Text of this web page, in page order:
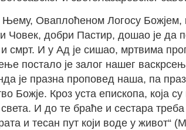
Оваплоћеном Логосу Божјем,
Човек, добри Пастир, дошао је да
смрт. И у Ад је сишао, мртвима
постало је залог нашег
је празна проповед наша, па
Кроз уста епископа, која су
И до те браће и сестара
и тесан пут који воде у живот“